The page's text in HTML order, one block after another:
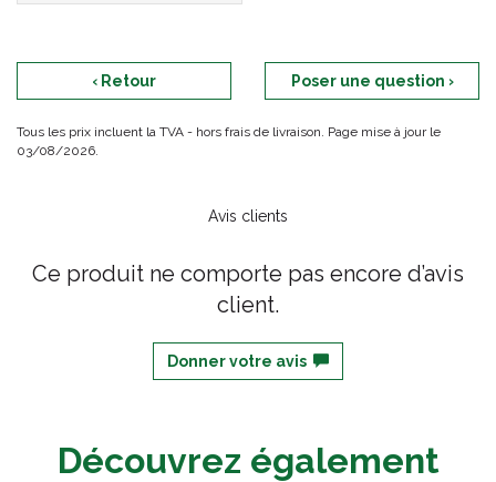
‹ Retour Poser une question ›
Tous les prix incluent la TVA - hors frais de livraison. Page mise à jour le
03/08/2026.
Avis clients
Ce produit ne comporte pas encore d’avis
client.
Donner votre avis
Découvrez également